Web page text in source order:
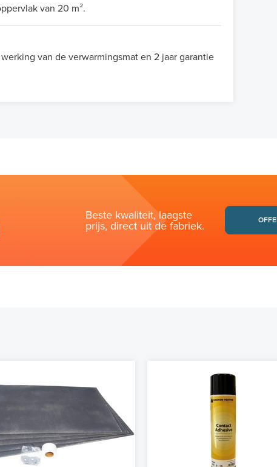
van 20 m².
van de verwarmingsmat en 2 jaar garantie
Beste kwaliteit, laagste
prijs, direct uit de fabriek.